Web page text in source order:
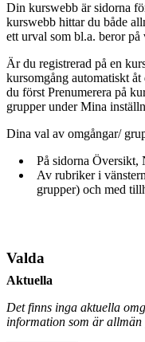
Din kurswebb är sidorna
kurswebb hittar du både
ett urval som bl.a. beror
Är du registrerad på en
kursomgång automatiskt
du först Prenumerera på
grupper under Mina
Dina val av omgångar/
På sidorna Översikt,
Av rubriker i
grupper) och med
Valda
Aktuella
Det finns inga aktuella
information som är allmän